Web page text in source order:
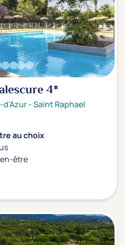
4*
d'Azur-Saint Raphael
au choix
être